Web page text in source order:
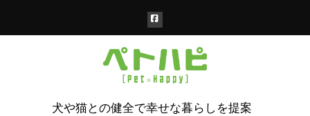
犬や猫との健全で幸せな暮らしを提案